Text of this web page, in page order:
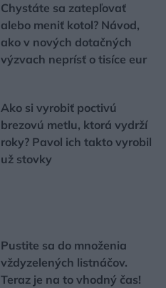
Chystáte sa zatepľovať
alebo meniť kotol? Návod,
ako v nových dotačných
výzvach neprísť o tisíce eur
Ako si vyrobiť poctivú
brezovú metlu, ktorá vydrží
roky? Pavol ich takto vyrobil
už stovky
Pustite sa do množenia
vždyzelených listnáčov.
Teraz je na to vhodný čas!